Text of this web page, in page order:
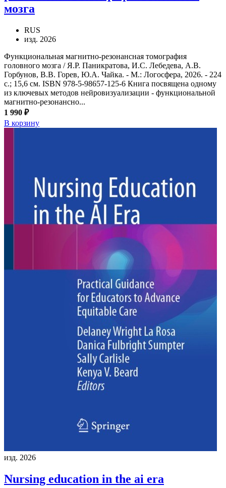
мозга
RUS
изд. 2026
Функциональная магнитно-резонансная томография
головного мозга / Я.Р. Паникратова, И.С. Лебедева, А.В.
Горбунов, В.В. Горев, Ю.А. Чайка. - М.: Логосфера, 2026. - 224
с.; 15,6 см. ISBN 978-5-98657-125-6 Книга посвящена одному
из ключевых методов нейровизуализации - функциональной
магнитно-резонансно...
1 990 ₽
В корзину
изд. 2026
Nursing education in the ai era